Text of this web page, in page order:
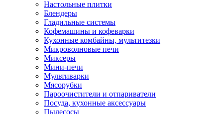
Настольные плитки
Блендеры
Гладильные системы
Кофемашины и кофеварки
Кухонные комбайны, мультитезки
Микроволновые печи
Миксеры
Мини-печи
Мультиварки
Мясорубки
Пароочистители и отпариватели
Посуда, кухонные аксессуары
Пылесосы